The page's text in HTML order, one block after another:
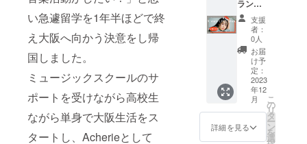
い急遽留学を1年半ほどで終
え大阪へ向かう決意をし帰
国しました。
ミュージックスクールのサ
ポートを受けながら高校生
ながら単身で大阪生活をス
タートし、Acherieとして
選びい
ただけ
ます。
譲り
合って
ご協力
いただ
けると
幸いで
す。 ・
会場内
で係員
の指示
可能で
すが三
脚等を
立てて
の撮影
はお断
りさせ
て頂き
ます。
【入場
時、会
場内に
袖丈19
【M
size】
身丈70
身巾52
肩巾47
袖丈20
size】
身丈74
肩巾50
袖丈22
クラウ
ドファ
ンディ
ングで
チケッ
トの
ページ
から支
援して
くだ
さって
いる方
イズ：
100×14
8) ③オ
リジナ
ルフラ
ワーポ
スト
カード1
参照・
サイ
ズ：
ラン】
リター
ン内
容：
①Xmas
Live
@One
Music
Salonの
公演チ
ケット
を提供
させて
支援
者：
0人
お届
け予
定：
2023
年12
月
詳細を見る
こ
の
リ
タ
ー
ン
を
選